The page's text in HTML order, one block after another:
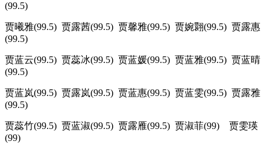
(99.5)
贾曦雅(99.5) 贾露茜(99.5) 贾馨雅(99.5) 贾婉翾(99.5) 贾露惠
(99.5)
贾蓝云(99.5) 贾蕊冰(99.5) 贾蓝媛(99.5) 贾蓝雅(99.5) 贾蓝晴
(99.5)
贾蓝岚(99.5) 贾露岚(99.5) 贾蓝惠(99.5) 贾蓝雯(99.5) 贾露雅
(99.5)
贾蕊竹(99.5) 贾蓝淑(99.5) 贾露雁(99.5) 贾淑菲(99) 贾雯瑛
(99)